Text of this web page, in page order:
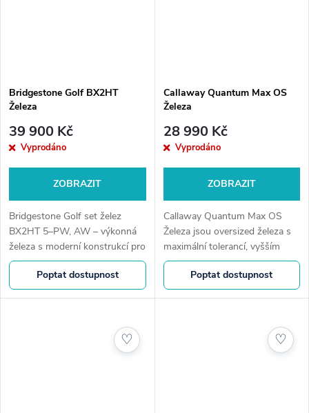
Bridgestone Golf BX2HT
Železa
39 900 Kč
Vyprodáno
ZOBRAZIT
Bridgestone Golf set želez
BX2HT 5–PW, AW – výkonná
železa s moderní konstrukcí pro
vyšší launch, stabilní kontakt a
konzistentní vzdálenost. Skvělá
volba pro hráče, kteří...
Poptat dostupnost
Callaway Quantum Max OS
Železa
28 990 Kč
Vyprodáno
ZOBRAZIT
Callaway Quantum Max OS
Železa jsou oversized železa s
maximální tolerancí, vyšším
launchem a draw pomocí.
Ideální pro hráče, kteří chtějí
jistější kontakt, vyšší trajektorii
Poptat dostupnost
♡ ♡